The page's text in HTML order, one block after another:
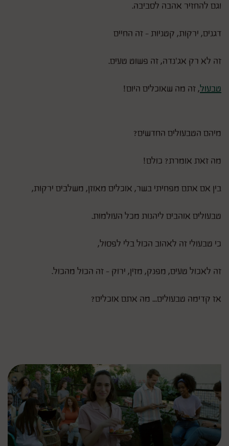
וגם להחזיר אהבה לסביבה.
דגנים, ירקות, קטניות – זה החיים
זה לא רק אג'נדה, זה פשוט טעים.
טבעול, זה מה שאוכלים היום!
מיהם הטבעולים החדשים?
מה זאת אומרת? כולם!
בין אם אתם מפחיתי בשר, אוכלים מאוזן, משלבים ירקות,
טבעולים אוהבים ליהנות מכל העולמות.
כי טבעולי זה לאהוב הכול בלי לפסול,
זה לאכול טעים, מפנק, מזין, ירוק – זה הכול מהכול.
אז קדימה טבעולים... מה אתם אוכלים?